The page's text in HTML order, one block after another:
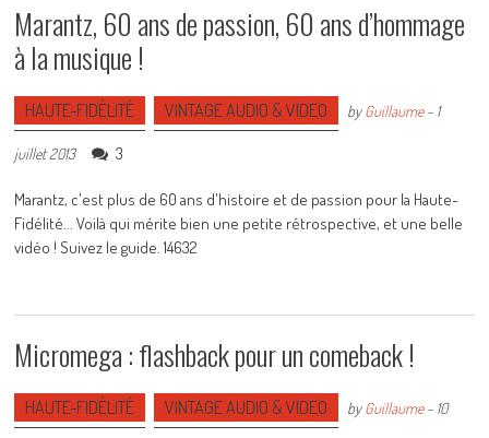
Marantz, 60 ans de passion, 60 ans d’hommage
à la musique !
HAUTE-FIDÉLITÉ VINTAGE AUDIO & VIDEO byGuillaume- 1
juillet 2013 3
Marantz, c'est plus de 60 ans d'histoire et de passion pour la Haute-
Fidélité... Voilà qui mérite bien une petite rétrospective, et une belle
vidéo ! Suivez le guide. 14632
Micromega : flashback pour un comeback !
HAUTE-FIDÉLITÉ VINTAGE AUDIO & VIDEO byGuillaume- 10